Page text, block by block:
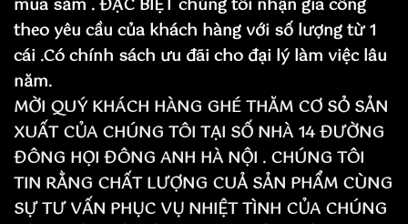
mua sắm . ĐẶC BIỆT chúng tôi nhận gia công
theo yêu cầu của khách hàng với số lượng từ 1
cái .Có chính sách ưu đãi cho đại lý làm việc lâu
năm.
MỜI QUÝ KHÁCH HÀNG GHÉ THĂM CƠ SỎ SẢN
XUẤT CỦA CHÚNG TÔI TẠI SỐ NHÀ 14 ĐƯỜNG
ĐÔNG HỌI ĐÔNG ANH HÀ NỘI . CHÚNG TÔI
TIN RẰNG CHẤT LƯỢNG CUẢ SẢN PHẨM CÙNG
SỰ TƯ VẤN PHỤC VỤ NHIỆT TÌNH CỦA CHÚNG